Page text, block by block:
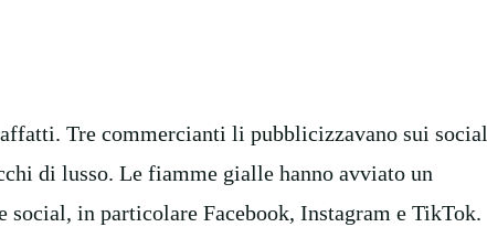
Tre commercianti li pubblicizzavano sui social
di lusso. Le fiamme gialle hanno avviato un
in particolare Facebook, Instagram e TikTok.